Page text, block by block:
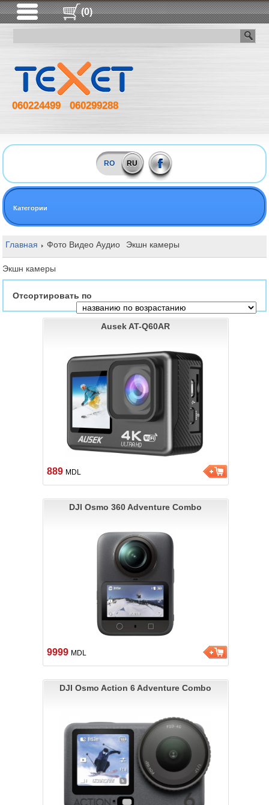
(0)
060224499 060299288
RO RU
Категории
Главная Фото Видео Аудио Экшн камеры
Экшн камеры
Отсортировать по
Ausek AT-Q60AR
889 MDL
DJI Osmo 360 Adventure Combo
9999 MDL
DJI Osmo Action 6 Adventure Combo